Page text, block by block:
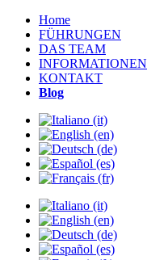
Home
FÜHRUNGEN
DAS TEAM
INFORMATIONEN
KONTAKT
Blog